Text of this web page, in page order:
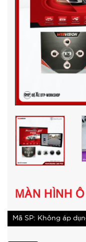
MÀN HÌNH
Mã SP: Không áp